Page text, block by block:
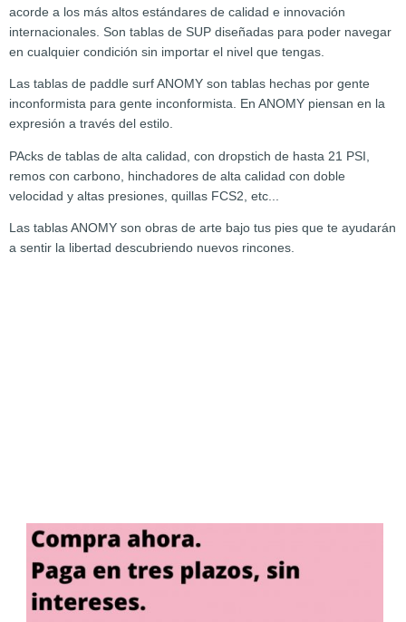
acorde a los más altos estándares de calidad e innovación
internacionales. Son tablas de SUP diseñadas para poder navegar
en cualquier condición sin importar el nivel que tengas.
Las tablas de paddle surf ANOMY son tablas hechas por gente
inconformista para gente inconformista. En ANOMY piensan en la
expresión a través del estilo.
PAcks de tablas de alta calidad, con dropstich de hasta 21 PSI,
remos con carbono, hinchadores de alta calidad con doble
velocidad y altas presiones, quillas FCS2, etc...
Las tablas ANOMY son obras de arte bajo tus pies que te ayudarán
a sentir la libertad descubriendo nuevos rincones.